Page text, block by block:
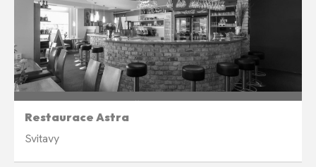
Týdně v úterý 19:00
Restaurace Astra
Svitavy